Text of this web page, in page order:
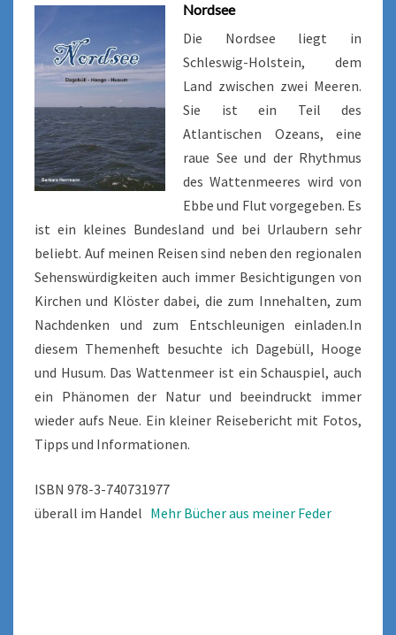
Nordsee
Die Nordsee liegt in
Schleswig-Holstein, dem
Land zwischen zwei Meeren.
Sie ist ein Teil des
Atlantischen Ozeans, eine
raue See und der Rhythmus
des Wattenmeeres wird von
Ebbe und Flut vorgegeben. Es
ist ein kleines Bundesland und bei Urlaubern sehr
beliebt. Auf meinen Reisen sind neben den regionalen
Sehenswürdigkeiten auch immer Besichtigungen von
Kirchen und Klöster dabei, die zum Innehalten, zum
Nachdenken und zum Entschleunigen einladen.In
diesem Themenheft besuchte ich Dagebüll, Hooge
und Husum. Das Wattenmeer ist ein Schauspiel, auch
ein Phänomen der Natur und beeindruckt immer
wieder aufs Neue. Ein kleiner Reisebericht mit Fotos,
Tipps und Informationen.
ISBN 978-3-740731977
überall im Handel Mehr Bücher aus meiner Feder